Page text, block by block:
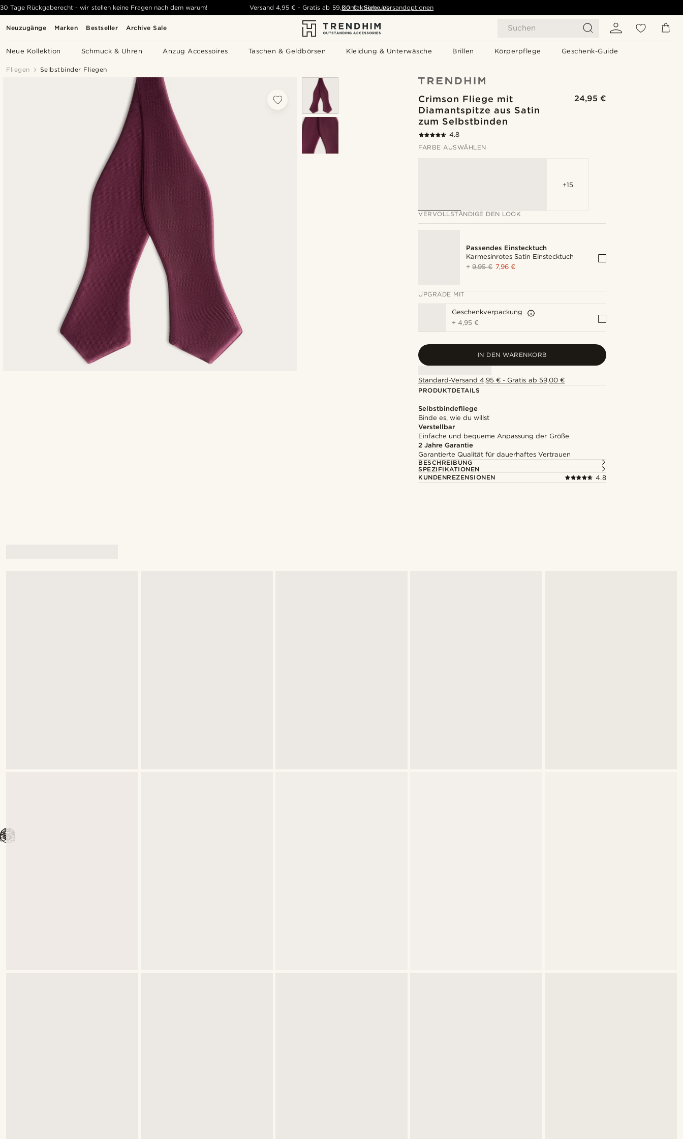
Neuzugänge Marken Bestseller Archive Sale Suchen
Neue Kollektion Schmuck & Uhren Anzug Accessoires Taschen & Geldbörsen Kleidung & Unterwäsche Brillen Körperpflege Geschenk-Guide
30 Tage Rückgaberecht - wir stellen keine Fragen nach dem warum! Versand 4,95 € -Gratis ab 59,00 € - Siehe Versandoptionen
Kontaktiere uns
Fliegen Selbstbinder Fliegen
Crimson Fliege mit
Diamantspitze aus Satin
zum Selbstbinden
24,95 €
4.8
FARBE AUSWÄHLEN
+15
VERVOLLSTÄNDIGE DEN LOOK
Passendes Einstecktuch
Karmesinrotes Satin Einstecktuch
+9,95 € 7,96 €
UPGRADE MIT
Geschenkverpackung
+4,95 €
IN DEN WARENKORB
Standard-Versand 4,95 € - Gratis ab 59,00 €
PRODUKTDETAILS
Selbstbindefliege
Binde es, wie du willst
Verstellbar
Einfache und bequeme Anpassung der Größe
2 Jahre Garantie
Garantierte Qualität für dauerhaftes Vertrauen
BESCHREIBUNG
SPEZIFIKATIONEN
KUNDENREZENSIONEN
4.8